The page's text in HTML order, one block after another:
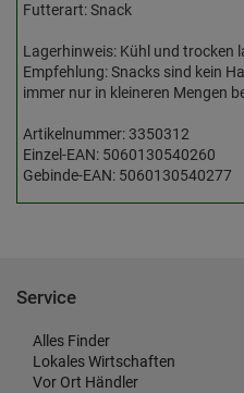
Futterart: Snack
Lagerhinweis: Kühl und trocken
Empfehlung: Snacks sind kein
immer nur in kleineren Mengen
Artikelnummer: 3350312
Einzel-EAN: 5060130540260
Gebinde-EAN: 5060130540277
Service
Alles Finder
Lokales Wirtschaften
Vor Ort Händler